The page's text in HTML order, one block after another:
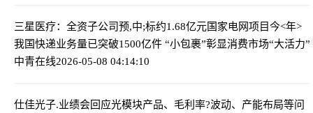
三星医疗：全资子公司预,中;标约1.68亿元国家电网项目今<年>
我国快递业务量已突破1500亿件 “小包裹”彰显消费市场“大活力”
中青在线2026-05-08 04:14:10
仕佳光子.业绩会回应光模块产品、毛利率?波动、产能布局等问